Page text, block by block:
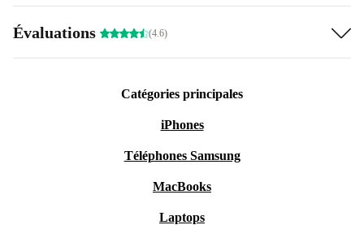
Évaluations (4.6)
Catégories principales
iPhones
Téléphones Samsung
MacBooks
Laptops